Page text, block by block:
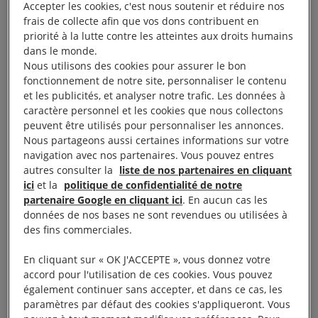
lutte contre l’impunité dont bénéficie Israël depuis
des décennies. Faute de cela, l’UE risque de se
rendre complice du génocide en cours, de
l’occupation illégale et de l’apartheid perpétrés par
Israël.
Deux États membres détiennent la clé : l’Italie et
l’Allemagne. Tous deux jouent un rôle central dans
leblocagede la suspension de l’accord commercial
de l’UE avec Israël, ainsi que dans la protection
d’Israël contre de véritables conséquences pour ses
crimes contre les Palestinien·ne·s. Dans le cadre du
système de vote complexe parmi les États membres
de l’UE, le soutien de l’un ou l’autre de ces deux
pays ferait pencher la balance vers la majorité
Accepter les cookies, c'est nous soutenir et réduire nos
frais de collecte afin que vos dons contribuent en
priorité à la lutte contre les atteintes aux droits humains
dans le monde.
Nous utilisons des cookies pour assurer le bon
fonctionnement de notre site, personnaliser le contenu
et les publicités, et analyser notre trafic. Les données à
caractère personnel et les cookies que nous collectons
peuvent être utilisés pour personnaliser les annonces.
Nous partageons aussi certaines informations sur votre
navigation avec nos partenaires. Vous pouvez entres
autres consulter la liste de nos partenaires en cliquant
ici et la politique de confidentialité de notre
partenaire Google en cliquant ici. En aucun cas les
données de nos bases ne sont revendues ou utilisées à
des fins commerciales.
En cliquant sur « OK J'ACCEPTE », vous donnez votre
accord pour l'utilisation de ces cookies. Vous pouvez
également continuer sans accepter, et dans ce cas, les
paramètres par défaut des cookies s'appliqueront. Vous